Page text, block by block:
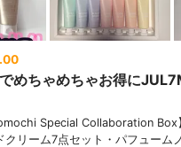
めちゃめちゃお得に
Special Collaboration
クリーム7点セット・パフューム